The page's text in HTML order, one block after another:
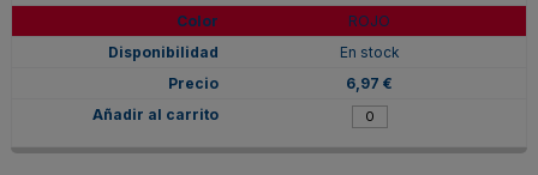
ROJO
En stock
6,97 €